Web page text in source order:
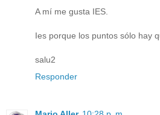
A mí me gusta IES.
Ies porque los puntos sólo hay
salu2
Responder